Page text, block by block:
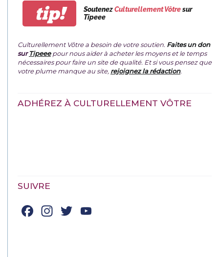
tip! SoutenezCulturellement Vôtresur
Tipeee
Culturellement Vôtre a besoin de votre soutien. Faites un don
surTipeeepour nous aider à acheter les moyens et le temps
nécessaires pour faire un site de qualité. Et si vous pensez que
votre plume manque au site, rejoignez la rédaction.
ADHÉREZ À CULTURELLEMENT VÔTRE
SUIVRE
Facebook
Instagram
Twitter